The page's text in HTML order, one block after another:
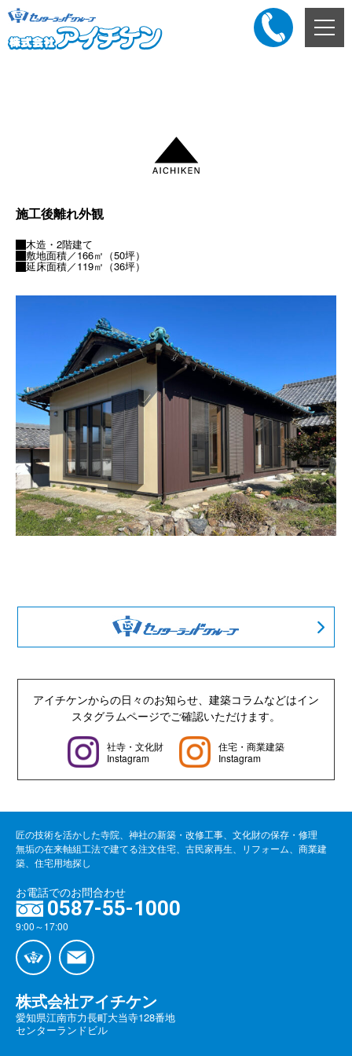
メ
ニ
施工後離れ外観
木造・2階建て
敷地面積／166㎡（50坪）
延床面積／119㎡（36坪）
アイチケンからの日々のお知らせ、建築コラムなどはイン
スタグラムページでご確認いただけます。
社寺・文化財
Instagram
住宅・商業建築
Instagram
匠の技術を活かした寺院、神社の新築・改修工事、文化財の保存・修理
無垢の在来軸組工法で建てる注文住宅、古民家再生、リフォーム、商業建
築、住宅用地探し
株式会社アイチケン
愛知県江南市力長町大当寺128番地
センターランドビル
お電話でのお問合わせ
0587-55-1000
9:00～17:00